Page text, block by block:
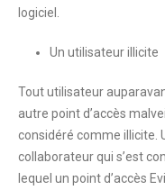
logiciel.
Un utilisateur illicite
Tout utilisateur
autre point d’accès
considéré comme illicite.
collaborateur qui s’est
lequel un point d’accès